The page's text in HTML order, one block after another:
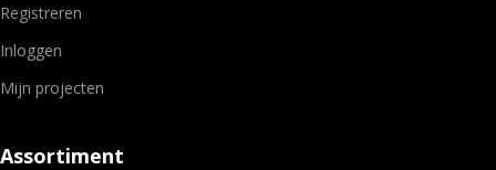
Registreren
Inloggen
Mijn projecten
Assortiment